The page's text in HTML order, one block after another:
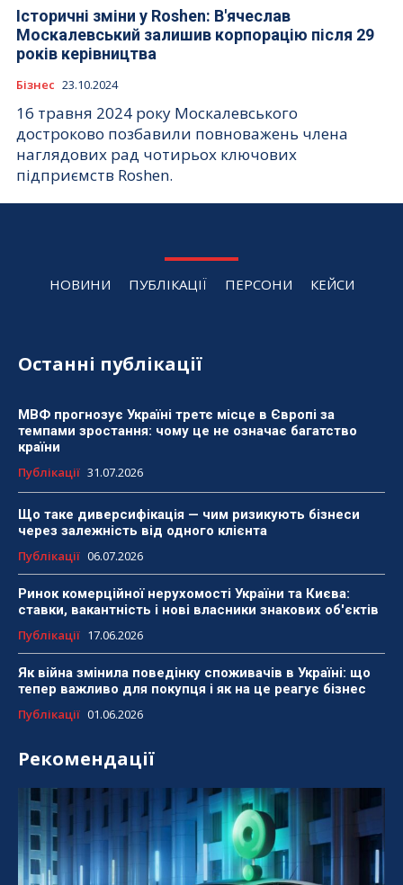
Історичні зміни у Roshen: В'ячеслав
Москалевський залишив корпорацію після 29
років керівництва
Бізнес 23.10.2024
16 травня 2024 року Москалевського
достроково позбавили повноважень члена
наглядових рад чотирьох ключових
підприємств Roshen.
НОВИНИ ПУБЛІКАЦІЇ ПЕРСОНИ КЕЙСИ
Останні публікації
МВФ прогнозує Україні третє місце в Європі за
темпами зростання: чому це не означає багатство
країни
Публікації 31.07.2026
Що таке диверсифікація — чим ризикують бізнеси
через залежність від одного клієнта
Публікації 06.07.2026
Ринок комерційної нерухомості України та Києва:
ставки, вакантність і нові власники знакових об'єктів
Публікації 17.06.2026
Як війна змінила поведінку споживачів в Україні: що
тепер важливо для покупця і як на це реагує бізнес
Публікації 01.06.2026
Рекомендації